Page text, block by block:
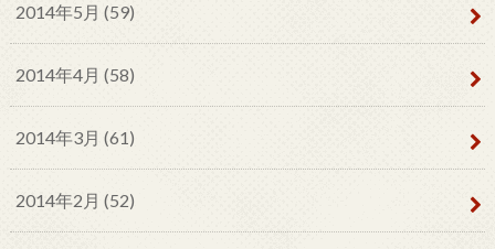
2014年5月 (59)
2014年4月 (58)
2014年3月 (61)
2014年2月 (52)